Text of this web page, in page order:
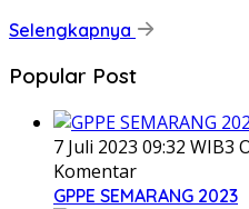
Selengkapnya
Popular Post
7 Juli 2023 09:32 WIB3
Komentar
GPPE SEMARANG 2023